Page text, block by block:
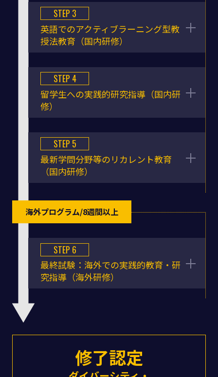
STEP 3
英語でのアクティブラーニング型教
授法教育（国内研修）
STEP 4
留学生への実践的研究指導（国内研
修）
STEP 5
最新学問分野等のリカレント教育
（国内研修）
海外プログラム/8週間以上
STEP 6
最終試験：海外での実践的教育・研
究指導（海外研修）
修了認定